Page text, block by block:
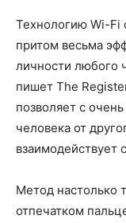
Технологию Wi-Fi
притом весьма
личности любого
пишет The
позволяет с
человека от
взаимодействует
Метод настолько
отпечатком